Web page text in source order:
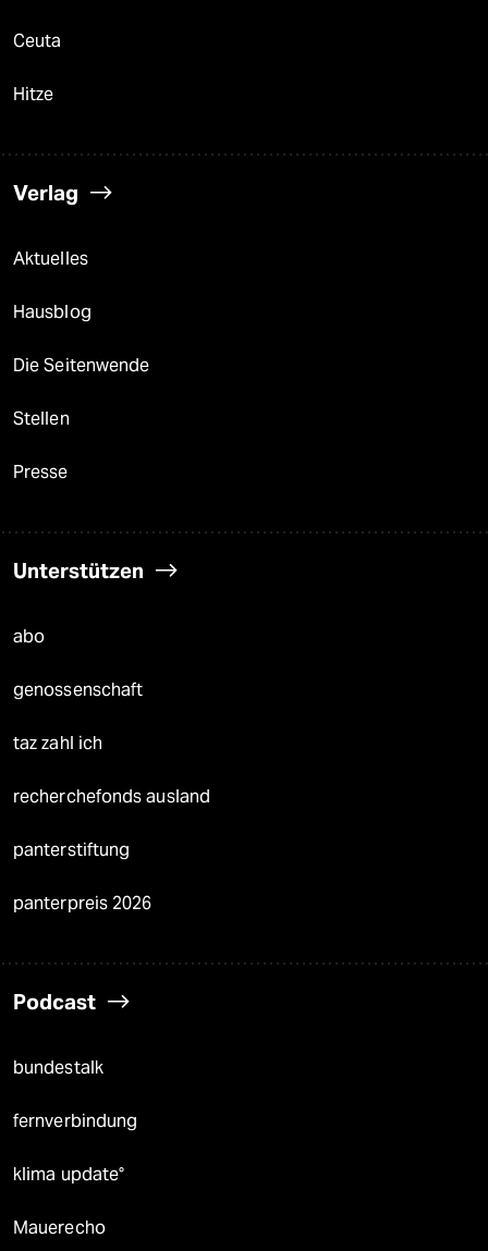
Ceuta
Hitze
Verlag
Aktuelles
Hausblog
Die Seitenwende
Stellen
Presse
Unterstützen
abo
genossenschaft
taz zahl ich
recherchefonds ausland
panterstiftung
panterpreis 2026
Podcast
bundestalk
fernverbindung
klima update°
Mauerecho